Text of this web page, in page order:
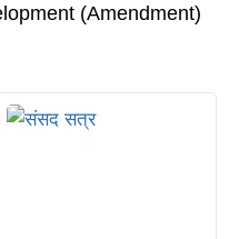
(Amendment)